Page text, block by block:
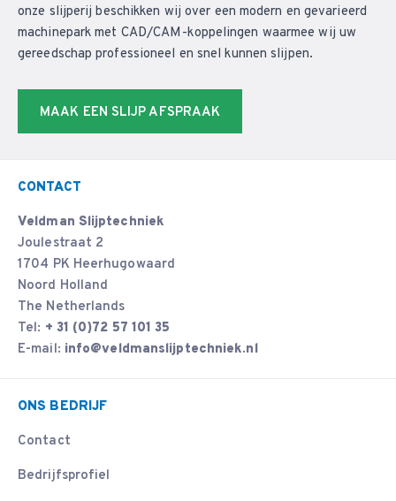
onze slijperij beschikken wij over een modern en gevarieerd
machinepark met CAD/CAM-koppelingen waarmee wij uw
gereedschap professioneel en snel kunnen slijpen.
MAAK EEN SLIJP AFSPRAAK
CONTACT
Veldman Slijptechniek
Joulestraat 2
1704 PK Heerhugowaard
Noord Holland
The Netherlands
Tel: + 31 (0)72 57 101 35
E-mail: info@veldmanslijptechniek.nl
ONS BEDRIJF
Contact
Bedrijfsprofiel